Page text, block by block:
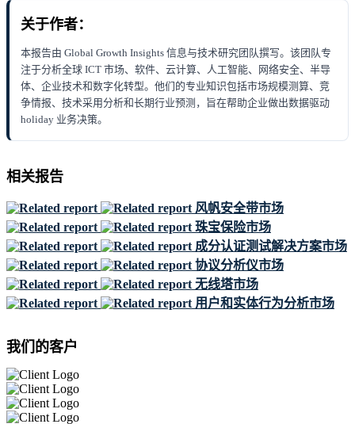
关于作者：
本报告由 Global Growth Insights 信息与技术研究团队撰写。该团队专
注于分析全球 ICT 市场、软件、云计算、人工智能、网络安全、半导
体、企业技术和数字化转型。他们的专业知识包括市场规模测算、竞
争情报、技术采用分析和长期行业预测，旨在帮助企业做出数据驱动
holiday 业务决策。
相关报告
风帆安全带市场
珠宝保险市场
成分认证测试解决方案市场
协议分析仪市场
无线塔市场
用户和实体行为分析市场
我们的客户